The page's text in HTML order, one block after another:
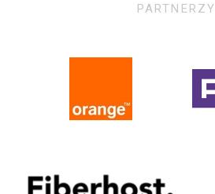
PARTNERZY